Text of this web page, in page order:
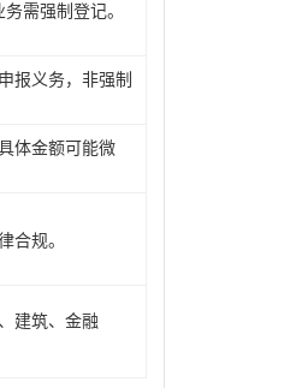
需强制登记。
报义务，非强制
体金额可能微
合规。
建筑、金融